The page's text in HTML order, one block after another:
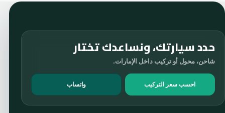
حدد سيارتك، ونساعدك تختار
شاحن، محول أو تركيب داخل الإمارات.
احسب سعر التركيب واتساب